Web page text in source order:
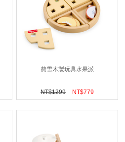
費雪木製玩具水果派
NT$1299 NT$779